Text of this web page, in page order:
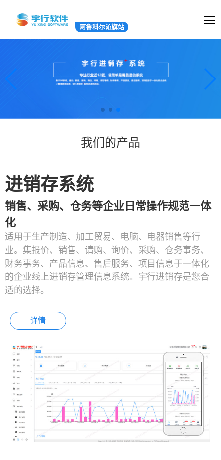
阿鲁科尔沁旗站
我们的产品
进销存系统
销售、采购、仓务等企业日常操作规范一体
化
适用于生产制造、加工贸易、电脑、电器销售等行
业。集报价、销售、请购、询价、采购、仓务事务、
财务事务、产品信息、售后服务、项目信息于一体化
的企业线上进销存管理信息系统。宇行进销存是您合
适的选择。
详情